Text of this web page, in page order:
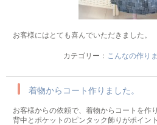
お客様にはとても喜んでいただきました。
カテゴリー： こんなの作りま
着物からコート作りました。
お客様からの依頼で、着物からコートを作
背中とポケットのピンタック飾りがポイント